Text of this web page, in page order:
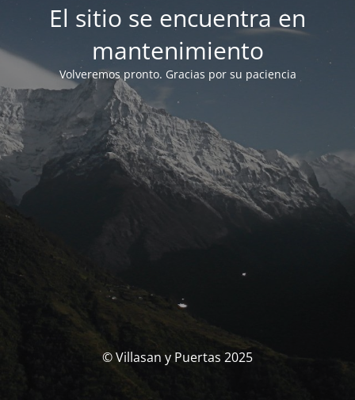
El sitio se encuentra en
mantenimiento
Volveremos pronto. Gracias por su paciencia
© Villasan y Puertas 2025